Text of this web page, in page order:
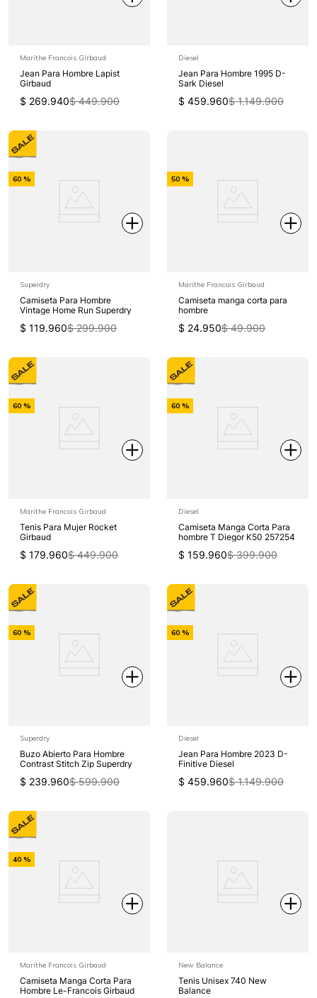
Marithe Francois Girbaud
Jean Para Hombre Lapist
Girbaud
$ 269.940$ 449.900
Diesel
Jean Para Hombre 1995 D-
Sark Diesel
$ 459.960$ 1.149.900
-
60 %
Superdry
Camiseta Para Hombre
Vintage Home Run Superdry
$ 119.960$ 299.900
50 %
Marithe Francois Girbaud
Camiseta manga corta para
hombre
$ 24.950$ 49.900
-
60 %
Marithe Francois Girbaud
Tenis Para Mujer Rocket
Girbaud
$ 179.960$ 449.900
-
60 %
Diesel
Camiseta Manga Corta Para
hombre T Diegor K50 257254
$ 159.960$ 399.900
-
60 %
Superdry
Buzo Abierto Para Hombre
Contrast Stitch Zip Superdry
$ 239.960$ 599.900
-
60 %
Diesel
Jean Para Hombre 2023 D-
Finitive Diesel
$ 459.960$ 1.149.900
-
40 %
Marithe Francois Girbaud
Camiseta Manga Corta Para
Hombre Le-Francois Girbaud
New Balance
Tenis Unisex 740 New
Balance